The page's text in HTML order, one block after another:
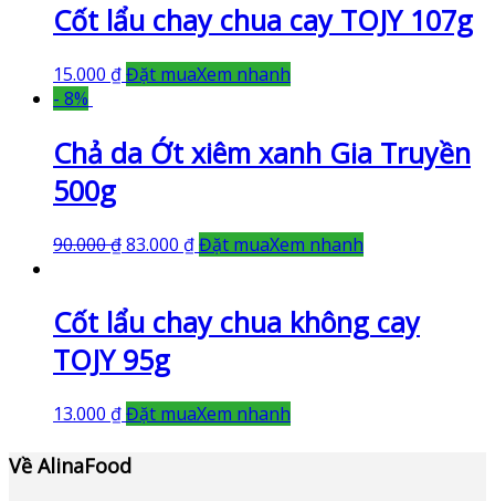
Cốt lẩu chay chua cay TOJY 107g
15.000 ₫Đặt muaXem nhanh
- 8%
Chả da Ớt xiêm xanh Gia Truyền
500g
90.000₫83.000 ₫Đặt muaXem nhanh
Cốt lẩu chay chua không cay
TOJY 95g
13.000 ₫Đặt muaXem nhanh
Về AlinaFood